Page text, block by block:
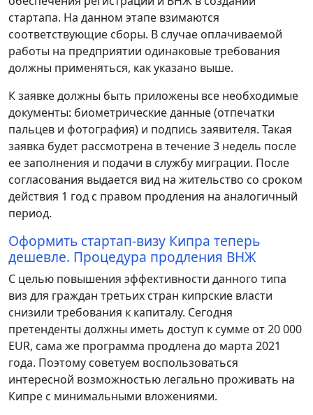
стартапа. На данном этапе взимаются
соответствующие сборы. В случае оплачиваемой
работы на предприятии одинаковые требования
должны применяться, как указано выше.
К заявке должны быть приложены все необходимые
документы: биометрические данные (отпечатки
пальцев и фотография) и подпись заявителя. Такая
заявка будет рассмотрена в течение 3 недель после
ее заполнения и подачи в службу миграции. После
согласования выдается вид на жительство со сроком
действия 1 год с правом продления на аналогичный
период.
Оформить стартап-визу Кипра теперь
дешевле. Процедура продления ВНЖ
С целью повышения эффективности данного типа
виз для граждан третьих стран кипрские власти
снизили требования к капиталу. Сегодня
претенденты должны иметь доступ к сумме от 20 000
EUR, сама же программа продлена до марта 2021
года. Поэтому советуем воспользоваться
интересной возможностью легально проживать на
Кипре с минимальными вложениями.